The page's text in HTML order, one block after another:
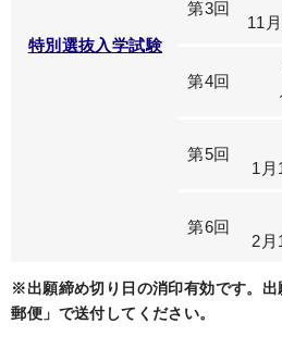
特別選抜入学試験
第3回
11
第4回
第5回
1月
第6回
2月
※出願締め切り日の消印有効です。
郵便」で送付してください。